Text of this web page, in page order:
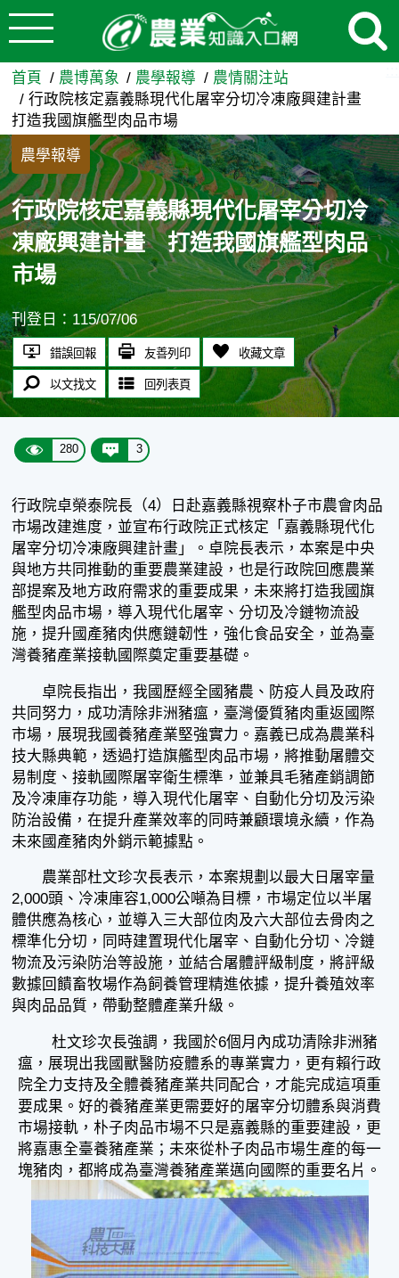
跳到主要內容
行政院核定嘉義縣現代化屠
首頁 農博萬象 農學報導
農情關注站
行政院核定嘉義縣現代化屠宰分切冷凍廠興建計畫
打造我國旗艦型肉品市場
農學報導
行政院核定嘉義縣現代化屠宰分切冷
凍廠興建計畫 打造我國旗艦型肉品
市場
刊登日：115/07/06
錯誤回報 友善列印 收藏文章
以文找文 回列表頁
280 3
行政院卓榮泰院長（4）日赴嘉義縣視察朴子市農會肉品
市場改建進度，並宣布行政院正式核定「嘉義縣現代化
屠宰分切冷凍廠興建計畫」。卓院長表示，本案是中央
與地方共同推動的重要農業建設，也是行政院回應農業
部提案及地方政府需求的重要成果，未來將打造我國旗
艦型肉品市場，導入現代化屠宰、分切及冷鏈物流設
施，提升國產豬肉供應鏈韌性，強化食品安全，並為臺
灣養豬產業接軌國際奠定重要基礎。
卓院長指出，我國歷經全國豬農、防疫人員及政府
共同努力，成功清除非洲豬瘟，臺灣優質豬肉重返國際
市場，展現我國養豬產業堅強實力。嘉義已成為農業科
技大縣典範，透過打造旗艦型肉品市場，將推動屠體交
易制度、接軌國際屠宰衛生標準，並兼具毛豬產銷調節
及冷凍庫存功能，導入現代化屠宰、自動化分切及污染
防治設備，在提升產業效率的同時兼顧環境永續，作為
未來國產豬肉外銷示範據點。
農業部杜文珍次長表示，本案規劃以最大日屠宰量
2,000頭、冷凍庫容1,000公噸為目標，市場定位以半屠
體供應為核心，並導入三大部位肉及六大部位去骨肉之
標準化分切，同時建置現代化屠宰、自動化分切、冷鏈
物流及污染防治等設施，並結合屠體評級制度，將評級
數據回饋畜牧場作為飼養管理精進依據，提升養殖效率
與肉品品質，帶動整體產業升級。
杜文珍次長強調，我國於6個月內成功清除非洲豬
瘟，展現出我國獸醫防疫體系的專業實力，更有賴行政
院全力支持及全體養豬產業共同配合，才能完成這項重
要成果。好的養豬產業更需要好的屠宰分切體系與消費
市場接軌，朴子肉品市場不只是嘉義縣的重要建設，更
將嘉惠全臺養豬產業；未來從朴子肉品市場生產的每一
塊豬肉，都將成為臺灣養豬產業邁向國際的重要名片。